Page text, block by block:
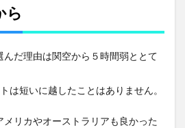
ら
だ理由は関空から５時間弱ととて
は短いに越したことはありません。
リカやオーストラリアも良かった